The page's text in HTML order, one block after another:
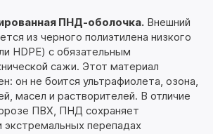
ПНД-оболочка. Внешний
из черного полиэтилена низкого
HDPE) с обязательным
сажи. Этот материал
он не боится ультрафиолета, озона,
масел и растворителей. В отличие
ПВХ, ПНД сохраняет
экстремальных перепадах